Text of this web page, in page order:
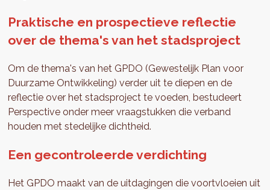
Praktische en prospectieve reflectie
over de thema's van het stadsproject
Om de thema's van het GPDO (Gewestelijk Plan voor
Duurzame Ontwikkeling) verder uit te diepen en de
reflectie over het stadsproject te voeden, bestudeert
Perspective onder meer vraagstukken die verband
houden met stedelijke dichtheid.
Een gecontroleerde verdichting
Het GPDO maakt van de uitdagingen die voortvloeien uit